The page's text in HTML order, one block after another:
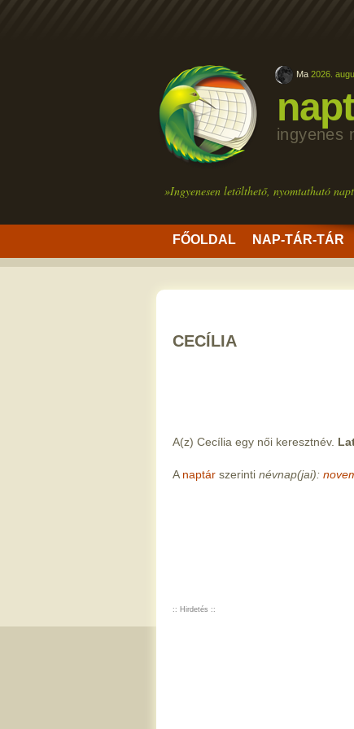
ingyenes
»Ingyenesen letölthető, nyomtatható
FŐOLDAL NAP-TÁR-TÁR
Ma 2026.
CECÍLIA
A(z) Cecília egy női keresztnév.
A naptár szerinti névnap(jai):
:: Hirdetés ::